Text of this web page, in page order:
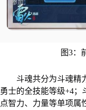
图3：
斗魂共分为斗魂精力
勇士的全技能等级+4；
点智力、力量等单项属